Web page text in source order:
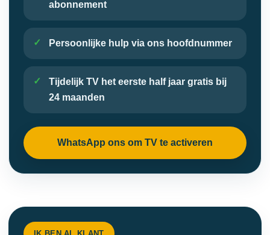
abonnement
Persoonlijke hulp via ons hoofdnummer
Tijdelijk TV het eerste half jaar gratis bij
24 maanden
WhatsApp ons om TV te activeren